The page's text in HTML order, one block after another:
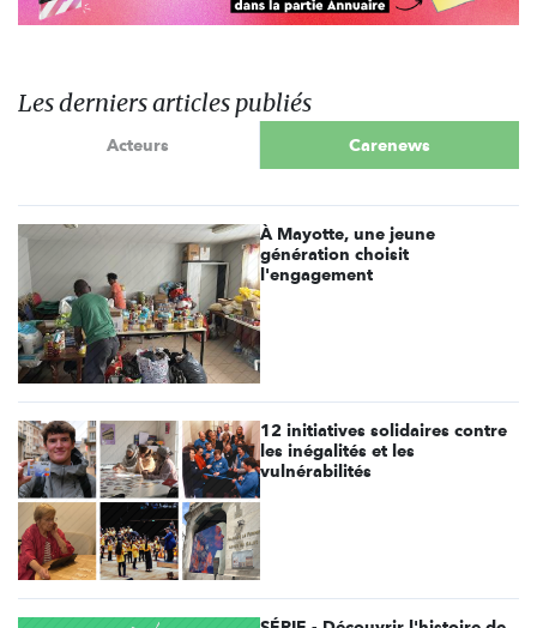
Les derniers articles publiés
Acteurs Carenews
À Mayotte, une jeune
génération choisit
l'engagement
12 initiatives solidaires contre
les inégalités et les
vulnérabilités